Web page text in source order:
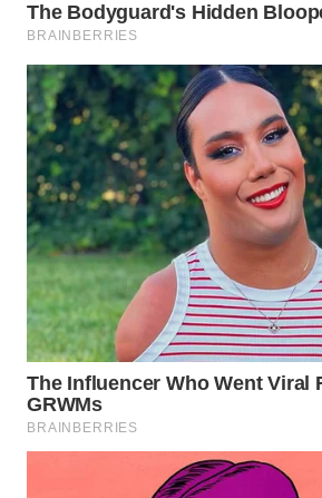
PERSONA
WAHANA
OTOMOTIF
WAHANA
HEALTH
WAHANA
DESA
WISATA
LAPAK
WAHANA